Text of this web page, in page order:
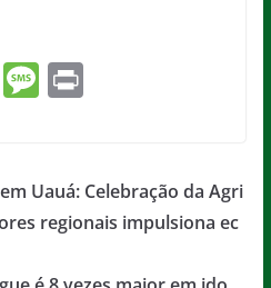
M
a
g
Pr
Uauá: Celebração da Agri
regionais impulsiona ec